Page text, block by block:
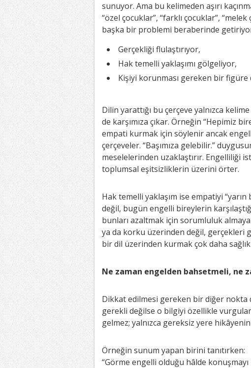
sunuyor. Ama bu kelimeden aşırı
“özel çocuklar”, “farklı çocuklar”,
başka bir problemi beraberinde
Gerçekliği flulaştırıyor,
Hak temelli yaklaşımı gölgeliyor,
Kişiyi korunması gereken bir
Dilin yarattığı bu çerçeve yalnızca
de karşımıza çıkar. Örneğin “Hepimiz
empati kurmak için söylenir ancak
çerçeveler. “Başımıza gelebilir.”
meselelerinden uzaklaştırır. Engelliliği
toplumsal eşitsizliklerin üzerini örter.
Hak temelli yaklaşım ise empatiyi
değil, bugün engelli bireylerin
bunları azaltmak için sorumluluk
ya da korku üzerinden değil, gerçekleri
bir dil üzerinden kurmak çok daha
Ne zaman engelden bahsetmeli, ne
Dikkat edilmesi gereken bir diğer
gerekli değilse o bilgiyi özellikle
gelmez; yalnızca gereksiz yere
Örneğin sunum yapan birini tanıtırken:
“Görme engelli olduğu hâlde